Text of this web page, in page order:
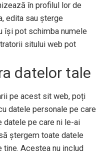
în profilul lor de
edita sau șterge
își pot schimba numele
sitului web pot
datelor tale
pe acest sit web, poți
datele personale pe care
datele pe care ni le-ai
ștergem toate datele
tine. Acestea nu includ